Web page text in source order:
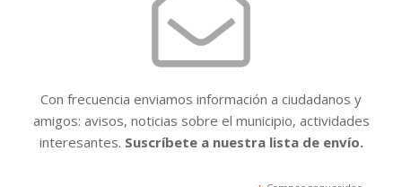
Con frecuencia enviamos información a ciudadanos y
amigos: avisos, noticias sobre el municipio, actividades
interesantes. Suscríbete a nuestra lista de envío.